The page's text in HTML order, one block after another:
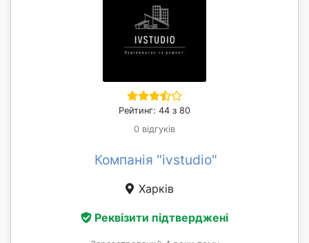
Рейтинг: 44 з 80
0 відгуків
Компанія "ivstudio"
Харків
Реквізити підтверджені